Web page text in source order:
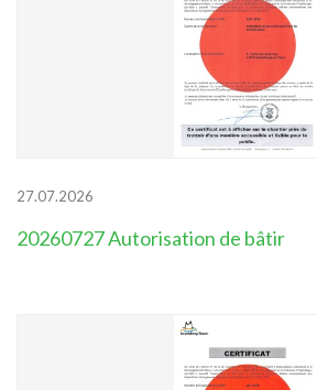
27.07.2026
20260727 Autorisation de bâtir